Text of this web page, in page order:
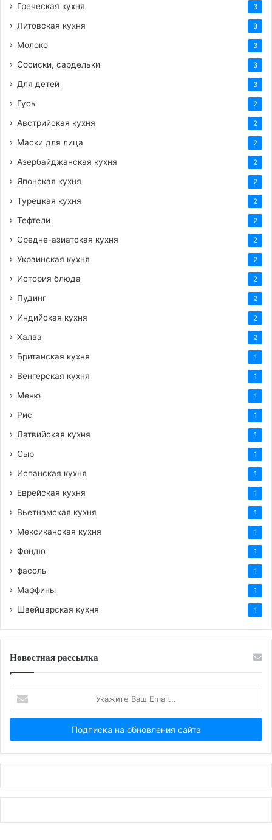
Греческая кухня 3
Литовская кухня 3
Молоко 3
Сосиски, сардельки 3
Для детей 3
Гусь 2
Австрийская кухня 2
Маски для лица 2
Азербайджанская кухня 2
Японская кухня 2
Турецкая кухня 2
Тефтели 2
Средне-азиатская кухня 2
Украинская кухня 2
История блюда 2
Пудинг 2
Индийская кухня 2
Халва 2
Британская кухня 1
Венгерская кухня 1
Меню 1
Рис 1
Латвийская кухня 1
Сыр 1
Испанская кухня 1
Еврейская кухня 1
Вьетнамская кухня 1
Мексиканская кухня 1
Фондю 1
фасоль 1
Маффины 1
Швейцарская кухня 1
Новостная рассылка
Ваш
Email...